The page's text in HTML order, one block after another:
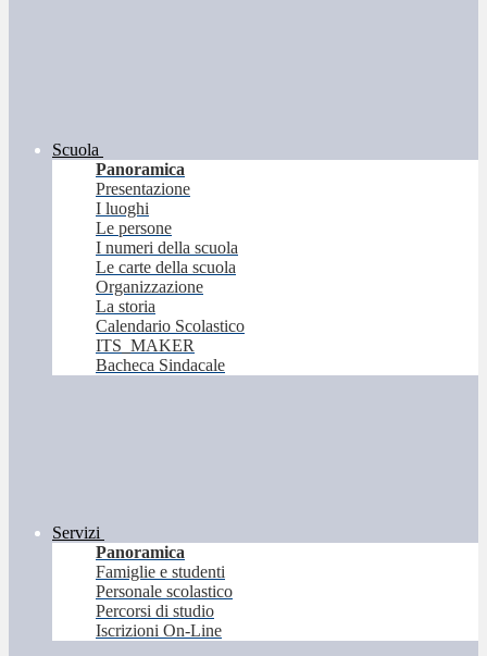
Scuola
Panoramica
Presentazione
I luoghi
Le persone
I numeri della scuola
Le carte della scuola
Organizzazione
La storia
Calendario Scolastico
ITS_MAKER
Bacheca Sindacale
Servizi
Panoramica
Famiglie e studenti
Personale scolastico
Percorsi di studio
Iscrizioni On-Line